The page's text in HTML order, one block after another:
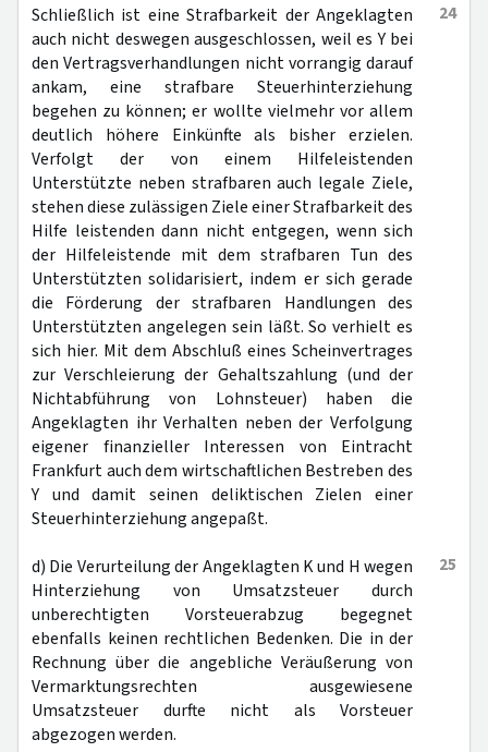
24
Schließlich ist eine Strafbarkeit der Angeklagten
auch nicht deswegen ausgeschlossen, weil es Y bei
den Vertragsverhandlungen nicht vorrangig darauf
ankam, eine strafbare Steuerhinterziehung
begehen zu können; er wollte vielmehr vor allem
deutlich höhere Einkünfte als bisher erzielen.
Verfolgt der von einem Hilfeleistenden
Unterstützte neben strafbaren auch legale Ziele,
stehen diese zulässigen Ziele einer Strafbarkeit des
Hilfe leistenden dann nicht entgegen, wenn sich
der Hilfeleistende mit dem strafbaren Tun des
Unterstützten solidarisiert, indem er sich gerade
die Förderung der strafbaren Handlungen des
Unterstützten angelegen sein läßt. So verhielt es
sich hier. Mit dem Abschluß eines Scheinvertrages
zur Verschleierung der Gehaltszahlung (und der
Nichtabführung von Lohnsteuer) haben die
Angeklagten ihr Verhalten neben der Verfolgung
eigener finanzieller Interessen von Eintracht
Frankfurt auch dem wirtschaftlichen Bestreben des
Y und damit seinen deliktischen Zielen einer
Steuerhinterziehung angepaßt.
25
d) Die Verurteilung der Angeklagten K und H wegen
Hinterziehung von Umsatzsteuer durch
unberechtigten Vorsteuerabzug begegnet
ebenfalls keinen rechtlichen Bedenken. Die in der
Rechnung über die angebliche Veräußerung von
Vermarktungsrechten ausgewiesene
Umsatzsteuer durfte nicht als Vorsteuer
abgezogen werden.